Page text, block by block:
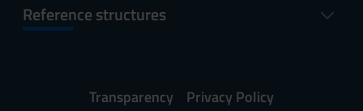
Reference structures
Transparency
Privacy Policy